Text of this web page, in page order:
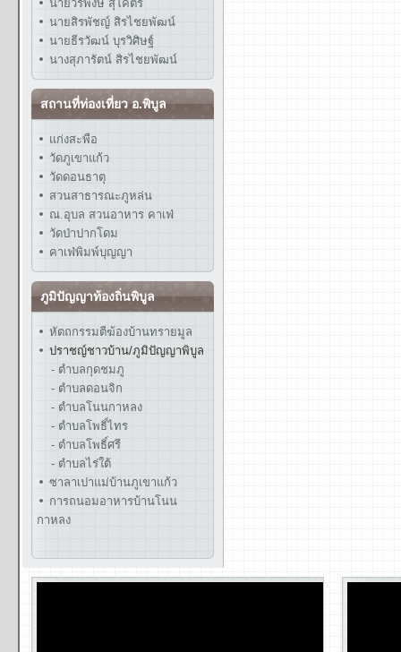
นายวรพงษ์ สุโคตร
นายสิรพัชญ์ สิรไชยพัฒน์
นายธีรวัฒน์ บุรวิศิษฐ์
นางสุภารัตน์ สิรไชยพัฒน์
สถานที่ท่องเที่ยว อ.พิบูล
แก่งสะพือ
วัดภูเขาแก้ว
วัดดอนธาตุ
สวนสาธารณะภูหล่น
ณ.อุบล สวนอาหาร คาเฟ่
วัดป่าปากโดม
คาเฟ่พิมพ์บุญญา
ภูมิปัญญาท้องถิ่นพิบูล
หัตถกรรมตีฆ้องบ้านทรายมูล
ปราชญ์ชาวบ้าน/ภูมิปัญญาพิบูล
- ตำบลกุดชมภู
- ตำบลดอนจิก
- ตำบลโนนกาหลง
- ตำบลโพธิ์ไทร
- ตำบลโพธิ์ศรี
- ตำบลไร่ใต้
ซาลาเปาแม่บ้านภูเขาแก้ว
การถนอมอาหารบ้านโนน
กาหลง